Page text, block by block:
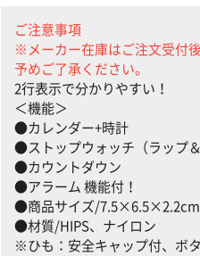
ご注意事項
※メーカー在庫はご注文受付
予めご了承ください。
2行表示で分かりやすい！
＜機能＞
●カレンダー+時計
●ストップウォッチ（ラップ＆
●カウントダウン
●アラーム 機能付！
●商品サイズ/7.5×6.5×2.2cm
●材質/HIPS、ナイロン
※ひも：安全キャップ付、ボ